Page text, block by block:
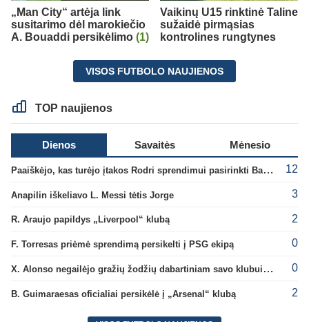
„Man City“ artėja link
susitarimo dėl marokiečio
A. Bouaddi persikėlimo (1)
Vaikinų U15 rinktinė Taline
sužaidė pirmąsias
kontrolines rungtynes
VISOS FUTBOLO NAUJIENOS
TOP naujienos
Dienos Savaitės Mėnesio
Paaiškėjo, kas turėjo įtakos Rodri sprendimui pasirinkti Barselonos pusę 12
Anapilin iškeliavo L. Messi tėtis Jorge 3
R. Araujo papildys „Liverpool“ klubą 2
F. Torresas priėmė sprendimą persikelti į PSG ekipą 0
X. Alonso negailėjo gražių žodžių dabartiniam savo klubui „Chelsea“ 0
B. Guimaraesas oficialiai persikėlė į „Arsenal“ klubą 2